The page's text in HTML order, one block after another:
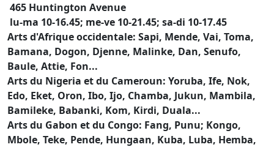
465 Huntington Avenue
lu-ma 10-16.45; me-ve 10-21.45; sa-di 10-17.45
Arts d'Afrique occidentale: Sapi, Mende, Vai, Toma,
Bamana, Dogon, Djenne, Malinke, Dan, Senufo,
Baule, Attie, Fon...
Arts du Nigeria et du Cameroun: Yoruba, Ife, Nok,
Edo, Eket, Oron, Ibo, Ijo, Chamba, Jukun, Mambila,
Bamileke, Babanki, Kom, Kirdi, Duala...
Arts du Gabon et du Congo: Fang, Punu; Kongo,
Mbole, Teke, Pende, Hungaan, Kuba, Luba, Hemba,